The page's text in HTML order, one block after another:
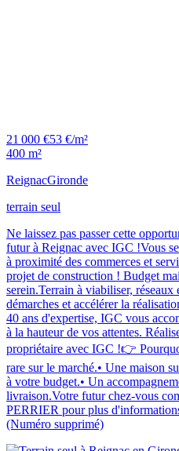
21 000 €53 €/m²
400 m²
ReignacGironde
terrain seul
Ne laissez pas passer cette
futur à Reignac avec IGC !Vous
à proximité des commerces et
projet de construction ! Budget
serein.Terrain à viabiliser,
démarches et accélérer la
40 ans d'expertise, IGC vous
à la hauteur de vos attentes.
propriétaire avec IGC !👉
rare sur le marché.• Une maison
à votre budget.• Un
livraison.Votre futur chez-vous
PERRIER pour plus
(Numéro supprimé)